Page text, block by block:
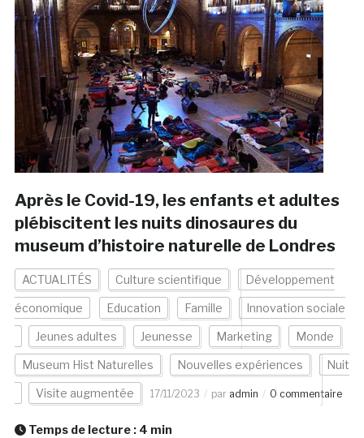
Après le Covid-19, les enfants et adultes
plébiscitent les nuits dinosaures du
museum d’histoire naturelle de Londres
ACTUALITÉS Culture scientifique Développement
économique Education Famille Innovation sociale
Jeunes adultes Jeunesse Marketing Monde
Museum Hist Naturelles Nouvelles expériences Nuit
Visite augmentée 17/11/2023 par admin 0 commentaire
Temps de lecture : 4 min